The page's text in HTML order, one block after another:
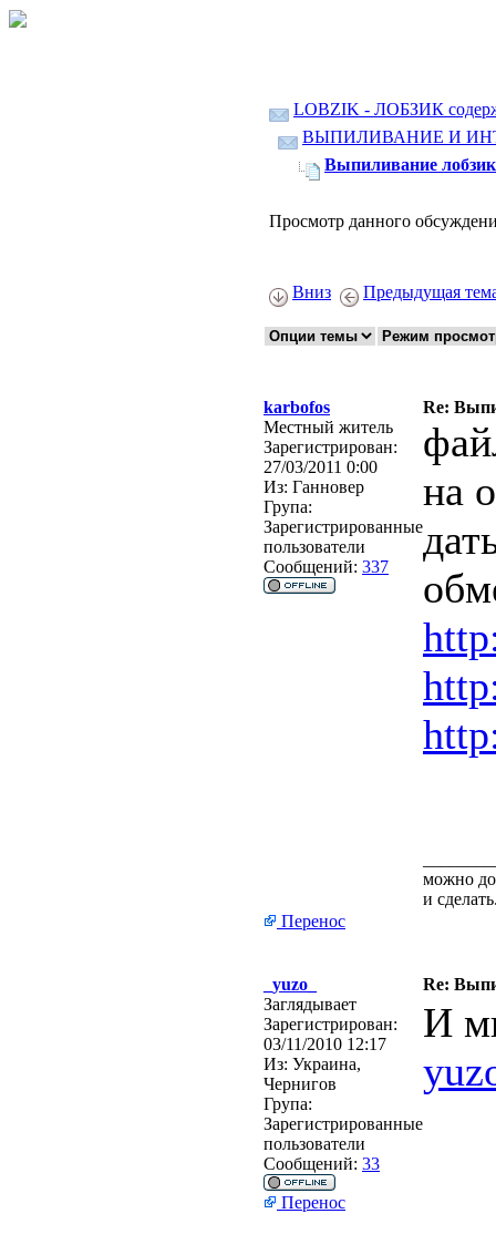
LOBZIK - ЛОБЗИК
ВЫПИЛИВАНИЕ И
Выпиливание
Просмотр данного
Вниз Предыдущая
karbofos
Re:
Местный житель
Зарегистрирован:
27/03/2011 0:00
Из: Ганновер
Група:
Зарегистрированные
пользователи
Сообщений: 337
на
можно
и
Перенос
_yuzo_
Re:
Заглядывает
Зарегистрирован:
03/11/2010 12:17
Из: Украина,
Чернигов
Група:
Зарегистрированные
пользователи
Сообщений: 33
И
Перенос